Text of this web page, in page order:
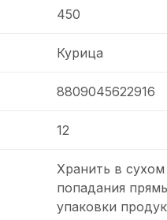
450
Курица
8809045622916
12
Хранить в
попадания
упаковки